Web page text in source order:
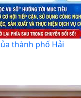
thành phố Hải